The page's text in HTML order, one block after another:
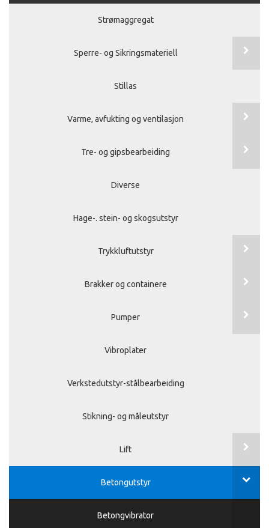
Strømaggregat
Sperre- og Sikringsmateriell
Stillas
Varme, avfukting og ventilasjon
Tre- og gipsbearbeiding
Diverse
Hage-. stein- og skogsutstyr
Trykkluftutstyr
Brakker og containere
Pumper
Vibroplater
Verkstedutstyr-stålbearbeiding
Stikning- og måleutstyr
Lift
Betongutstyr
Betongvibrator